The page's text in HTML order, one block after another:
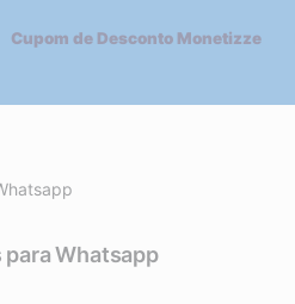
Cupom de Desconto Monetizze
Whatsapp